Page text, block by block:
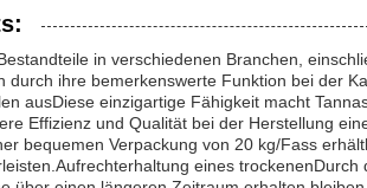
in verschiedenen Branchen,
durch ihre bemerkenswerte Funktion bei der
ausDiese einzigartige Fähigkeit macht
Effizienz und Qualität bei der Herstellung
bequemen Verpackung von 20 kg/Fass
eines